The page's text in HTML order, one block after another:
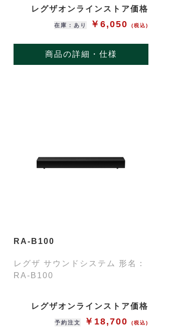
レグザオンラインストア価格
在庫：あり ￥6,050(税込)
商品の詳細・仕様
RA-B100
レグザ サウンドシステム 形名：
RA-B100
レグザオンラインストア価格
予約注文 ￥18,700(税込)